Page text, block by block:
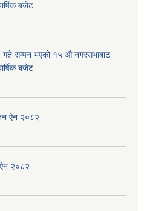
बजेट
गते सम्पन भएको १५ ‍‍‍औ नगरसभाबाट
बजेट
ऐन २०८२
ऐन २०८२